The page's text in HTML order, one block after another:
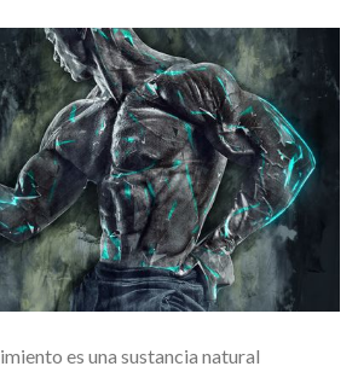
es una sustancia natural